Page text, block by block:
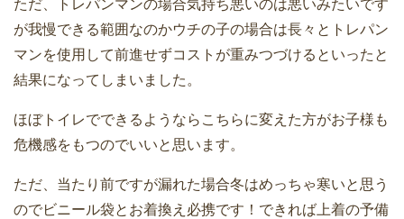
ただ、トレパンマンの場合気持ち悪いのは悪いみたいです
が我慢できる範囲なのかウチの子の場合は長々とトレパン
マンを使用して前進せずコストが重みつづけるといったと
結果になってしまいました。
ほぼトイレでできるようならこちらに変えた方がお子様も
危機感をもつのでいいと思います。
ただ、当たり前ですが漏れた場合冬はめっちゃ寒いと思う
のでビニール袋とお着換え必携です！できれば上着の予備